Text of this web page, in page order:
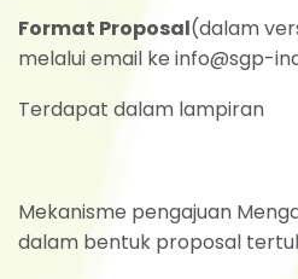
Format Proposal(dalam
melalui email ke info@sgp-
Terdapat dalam lampiran
Mekanisme pengajuan
dalam bentuk proposal